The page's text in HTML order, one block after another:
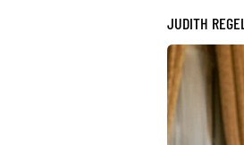
JUDITH